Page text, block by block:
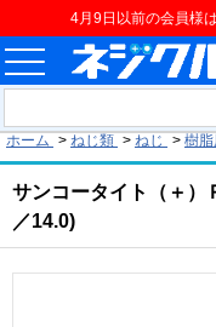
4月9日以前の会員様
ホーム > ねじ類 > ねじ > 樹脂
サンコータイト（＋
／14.0)